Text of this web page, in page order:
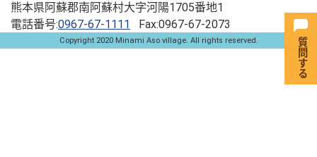
熊本県阿蘇郡南阿蘇村大字河陽1705番地1
電話番号:0967-67-1111 Fax:0967-67-2073
Copyright 2020 Minami Aso village. All rights reserved.